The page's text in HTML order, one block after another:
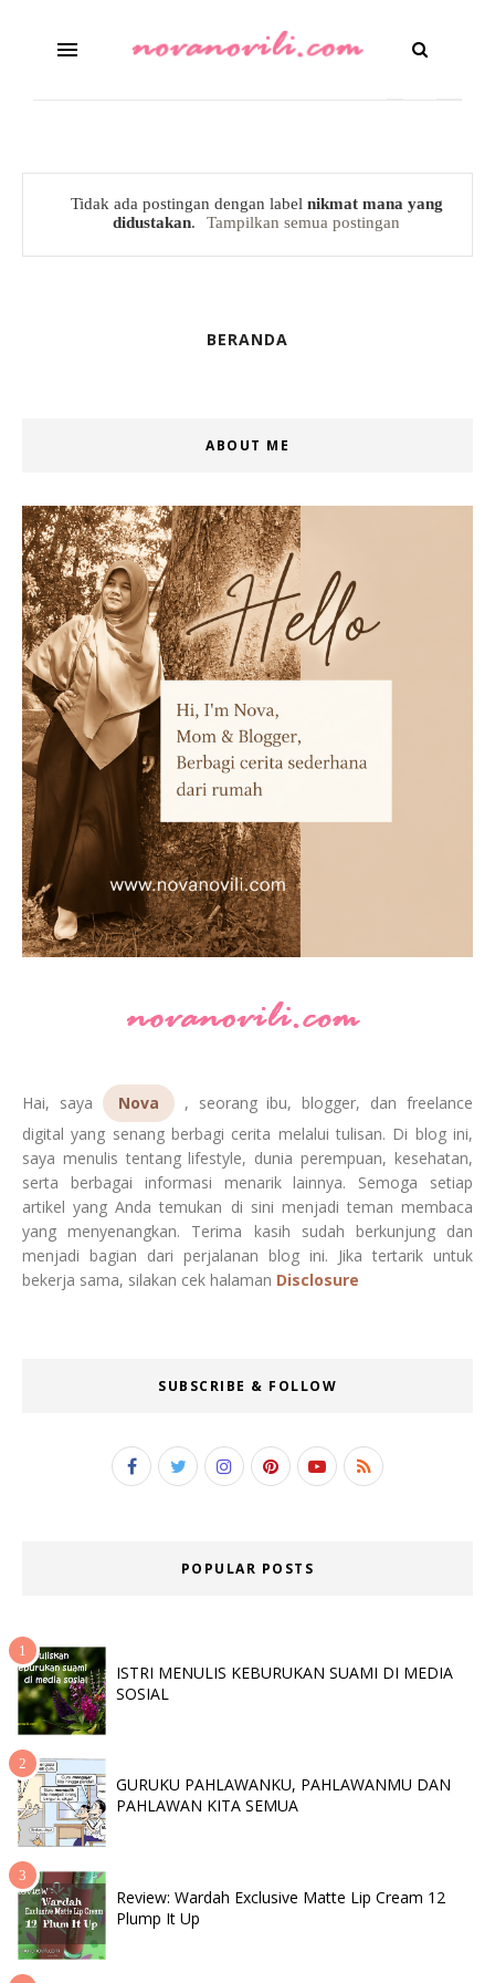
Tidak ada postingan dengan label nikmat mana yang
didustakan. Tampilkan semua postingan
BERANDA
ABOUT ME
Hai, saya Nova
, seorang ibu, blogger, dan freelance
digital yang senang berbagi cerita melalui tulisan. Di blog ini,
saya menulis tentang lifestyle, dunia perempuan, kesehatan,
serta berbagai informasi menarik lainnya. Semoga setiap
artikel yang Anda temukan di sini menjadi teman membaca
yang menyenangkan. Terima kasih sudah berkunjung dan
menjadi bagian dari perjalanan blog ini. Jika tertarik untuk
bekerja sama, silakan cek halaman Disclosure
SUBSCRIBE & FOLLOW
POPULAR POSTS
ISTRI MENULIS KEBURUKAN SUAMI DI MEDIA
SOSIAL
GURUKU PAHLAWANKU, PAHLAWANMU DAN
PAHLAWAN KITA SEMUA
Review: Wardah Exclusive Matte Lip Cream 12
Plump It Up